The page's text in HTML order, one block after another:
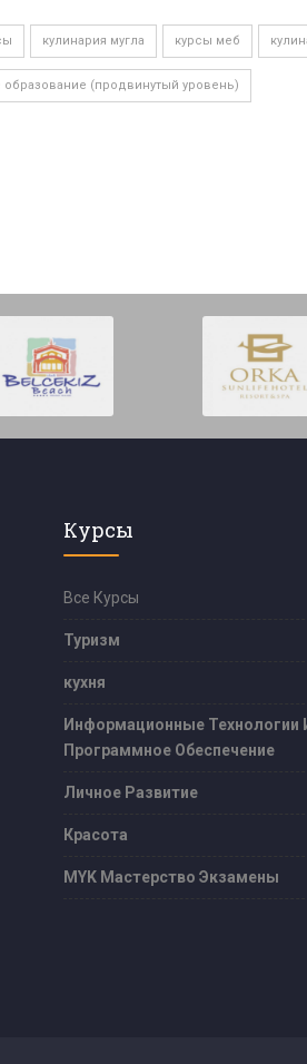
кулинария мугла курсы меб
образование (продвинутый уровень)
Курсы
Все Курсы
Туризм
кухня
Информационные Технологии
Программное Обеспечение
Личное Развитие
Красота
MYK Мастерство Экзамены